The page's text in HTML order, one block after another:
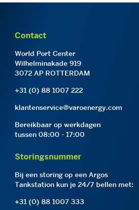
Contact
World Port Center
Wilhelminakade 919
3072 AP ROTTERDAM
+31 (0) 88 1007 222
klantenservice@varoenergy.com
Bereikbaar op werkdagen
tussen 08:00 - 17:00
Storingsnummer
Bij een storing op een Argos
Tankstation kun je 24/7 bellen met:
+31 (0) 88 1007 333